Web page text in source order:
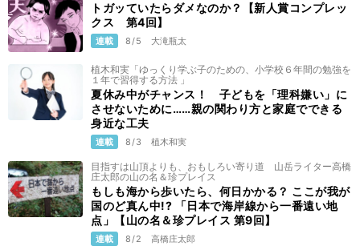
トガッていたらダメなのか？【新人賞コンプレッ
クス 第4回】
連載 8/5 大滝瓶太
植木和実「ゆっくり学ぶ子のための、小学校６年間の勉強を
１年で習得する方法 」
夏休み中がチャンス！ 子どもを「理科嫌い」に
させないために……親の関わり方と家庭でできる
身近な工夫
連載 8/3 植木和実
目指すは山頂よりも、おもしろい寄り道 山岳ライター高橋
庄太郎の山の名＆珍プレイス
もしも海から歩いたら、何日かかる？ ここが我が
国のど真ん中!? 「日本で海岸線から一番遠い地
点」【山の名＆珍プレイス 第9回】
連載 8/2 高橋庄太郎